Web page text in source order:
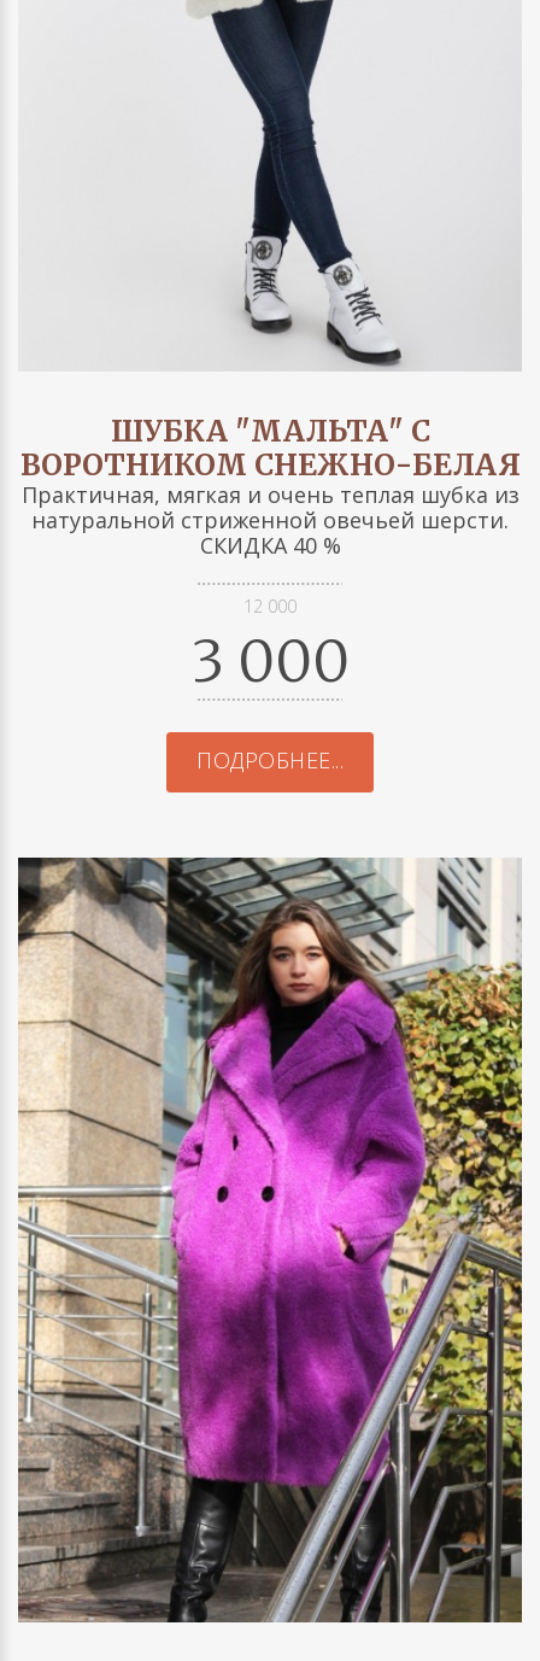
ШУБКА "МАЛЬТА" С
ВОРОТНИКОМ СНЕЖНО-БЕЛАЯ
Практичная, мягкая и очень теплая шубка из
натуральной стриженной овечьей шерсти.
СКИДКА 40 %
12 000
3 000
ПОДРОБНЕЕ...